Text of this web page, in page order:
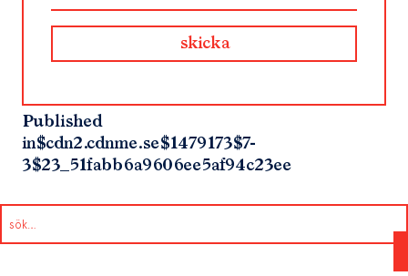
Published
in$cdn2.cdnme.se$1479173$7-
3$23_51fabb6a9606ee5af94c23ee